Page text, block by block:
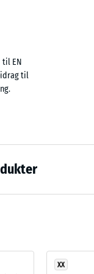
til EN
til
XX